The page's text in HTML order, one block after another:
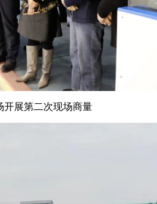
开展第二次现场商量